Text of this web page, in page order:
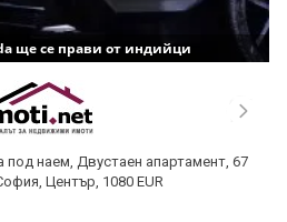
ще се прави от индийци
под наем, Двустаен апартамент, 67
Център, 1080 EUR